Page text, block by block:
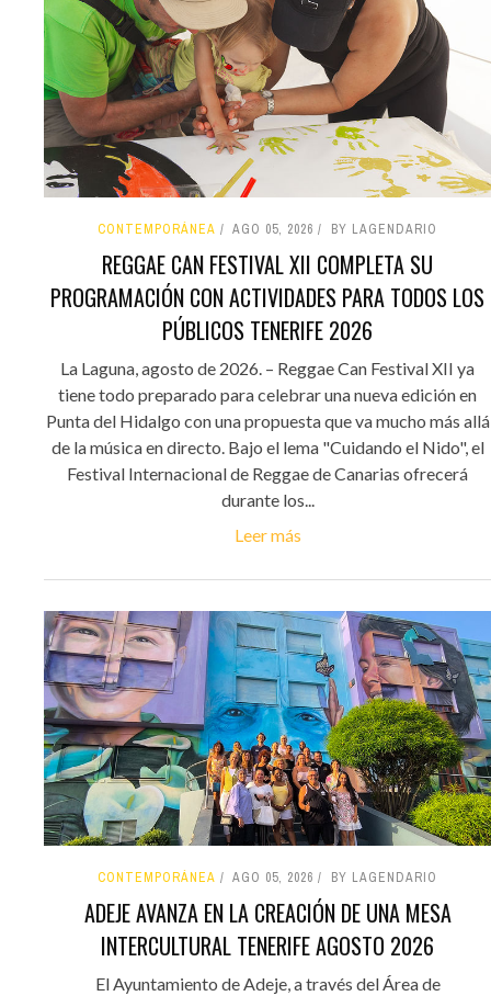
CONTEMPORÁNEA AGO 05, 2026 BY LAGENDARIO
REGGAE CAN FESTIVAL XII COMPLETA SU
PROGRAMACIÓN CON ACTIVIDADES PARA TODOS LOS
PÚBLICOS TENERIFE 2026
La Laguna, agosto de 2026. – Reggae Can Festival XII ya
tiene todo preparado para celebrar una nueva edición en
Punta del Hidalgo con una propuesta que va mucho más allá
de la música en directo. Bajo el lema "Cuidando el Nido", el
Festival Internacional de Reggae de Canarias ofrecerá
durante los...
Leer más
CONTEMPORÁNEA AGO 05, 2026 BY LAGENDARIO
ADEJE AVANZA EN LA CREACIÓN DE UNA MESA
INTERCULTURAL TENERIFE AGOSTO 2026
El Ayuntamiento de Adeje, a través del Área de